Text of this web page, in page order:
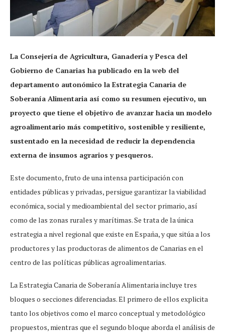
La Consejería de Agricultura, Ganadería y Pesca del
Gobierno de Canarias ha publicado en la web del
departamento autonómico la Estrategia Canaria de
Soberanía Alimentaria así como su resumen ejecutivo, un
proyecto que tiene el objetivo de avanzar hacia un modelo
agroalimentario más competitivo, sostenible y resiliente,
sustentado en la necesidad de reducir la dependencia
externa de insumos agrarios y pesqueros.
Este documento, fruto de una intensa participación con
entidades públicas y privadas, persigue garantizar la viabilidad
económica, social y medioambiental del sector primario, así
como de las zonas rurales y marítimas. Se trata de la única
estrategia a nivel regional que existe en España, y que sitúa a los
productores y las productoras de alimentos de Canarias en el
centro de las políticas públicas agroalimentarias.
La Estrategia Canaria de Soberanía Alimentaria incluye tres
bloques o secciones diferenciadas. El primero de ellos explicita
tanto los objetivos como el marco conceptual y metodológico
propuestos, mientras que el segundo bloque aborda el análisis de